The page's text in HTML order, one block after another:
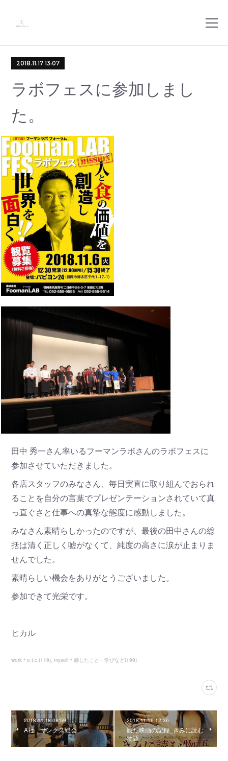
2018.11.17 13:07
ラボフェスに参加しまし
た。
田中 秀一さん率いるフーマンラボさんのラボフェスに
参加させていただきました。
各店スタッフのみなさん、毎日実直に取り組んでおられ
ることを自分の言葉でプレゼンテーションされていて真
っ直ぐさと仕事への真摯な態度に感動しました。
みなさん素晴らしかったのですが、最後の田中さんの総
括は清く正しく嘘がなくて、純度の高さに涙が止まりま
せんでした。
素晴らしい機会をありがとうございました。
参加できて光栄です。
ヒカル
work＊e.t.c.(119) myself＊感じたこと・学びなど(199)
2018.11.18 08:59
A社 サンクス総会
2018.11.16 12:36
観た映画の記録_きみに読む
物語